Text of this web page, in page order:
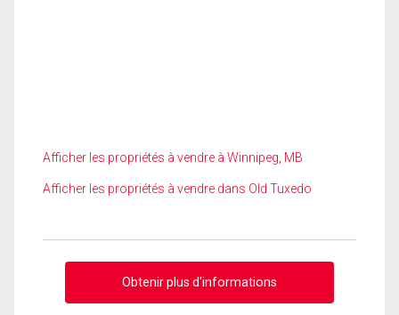
Afficher les propriétés à vendre à Winnipeg, MB
Afficher les propriétés à vendre dans Old Tuxedo
Obtenir plus d'informations